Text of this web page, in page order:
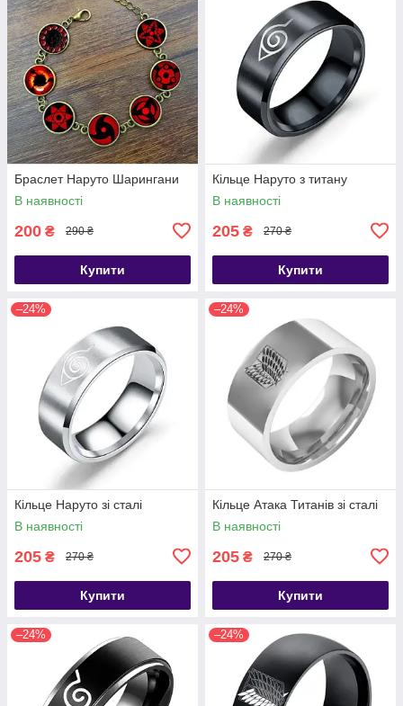
Браслет Наруто Шарингани
В наявності
200 ₴ 290 ₴
Купити
Кільце Наруто з титану
В наявності
205 ₴ 270 ₴
Купити
–24%
Кільце Наруто зі сталі
В наявності
205 ₴ 270 ₴
Купити
–24%
Кільце Атака Титанів зі сталі
В наявності
205 ₴ 270 ₴
Купити
–24% –24%